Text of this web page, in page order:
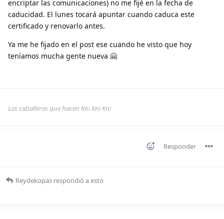
encriptar las comunicaciones) no me fijé en la fecha de
caducidad. El lunes tocará apuntar cuando caduca este
certificado y renovarlo antes.
Ya me he fijado en el post ese cuando he visto que hoy
teníamos mucha gente nueva 🤗
Los caballeros que hacen Kni Kni Kni
Responder
Reydekopas respondió a esto